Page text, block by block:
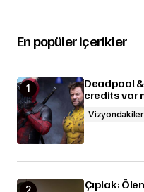
En popüler içerikler
Deadpool
credits var
Vizyondakiler
Çıplak: